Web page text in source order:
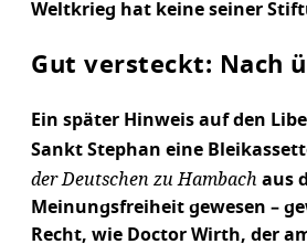
Weltkrieg hat keine seiner
Gut versteckt: Nach
Ein später Hinweis auf den
Sankt Stephan eine
der Deutschen zu Hambach aus
Meinungsfreiheit gewesen –
Recht, wie Doctor Wirth, der